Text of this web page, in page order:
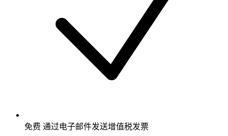
免费 通过电子邮件发送增值税发票